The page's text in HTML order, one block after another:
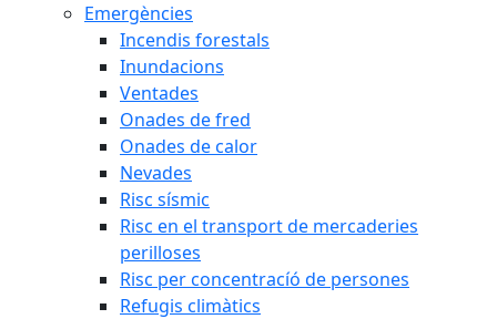
Emergències
Incendis forestals
Inundacions
Ventades
Onades de fred
Onades de calor
Nevades
Risc sísmic
Risc en el transport de mercaderies
perilloses
Risc per concentracíó de persones
Refugis climàtics